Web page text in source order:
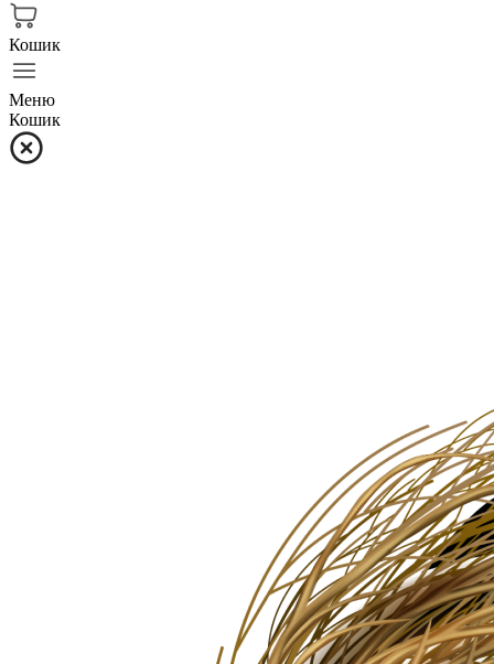
Кошик
Меню
Кошик